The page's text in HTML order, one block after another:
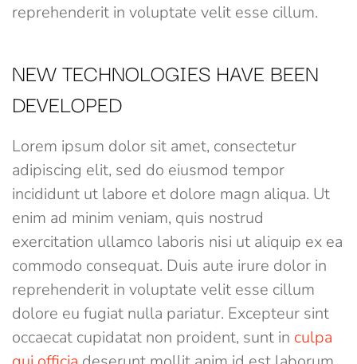
reprehenderit in voluptate velit esse cillum.
NEW TECHNOLOGIES HAVE BEEN
DEVELOPED
Lorem ipsum dolor sit amet, consectetur
adipiscing elit, sed do eiusmod tempor
incididunt ut labore et dolore magn aliqua. Ut
enim ad minim veniam, quis nostrud
exercitation ullamco laboris nisi ut aliquip ex ea
commodo consequat. Duis aute irure dolor in
reprehenderit in voluptate velit esse cillum
dolore eu fugiat nulla pariatur. Excepteur sint
occaecat cupidatat non proident, sunt in culpa